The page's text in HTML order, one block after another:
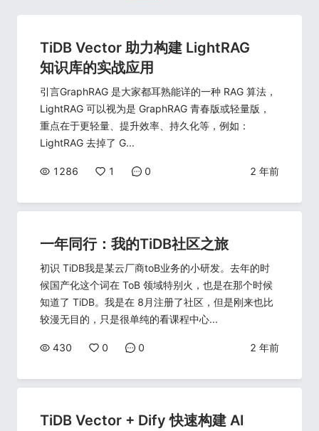
TiDB Vector 助力构建 LightRAG
知识库的实战应用
引言GraphRAG 是大家都耳熟能详的一种 RAG 算法，
LightRAG 可以视为是 GraphRAG 青春版或轻量版，
重点在于更轻量、提升效率、持久化等，例如：
LightRAG 去掉了 G...
1286 1 0 2 年前
一年同行：我的TiDB社区之旅
初识 TiDB我是某云厂商toB业务的小研发。去年的时
候国产化这个词在 ToB 领域特别火，也是在那个时候
知道了 TiDB。我是在 8月注册了社区，但是刚来也比
较漫无目的，只是很单纯的看课程中心...
430 0 0 2 年前
TiDB Vector + Dify 快速构建 AI